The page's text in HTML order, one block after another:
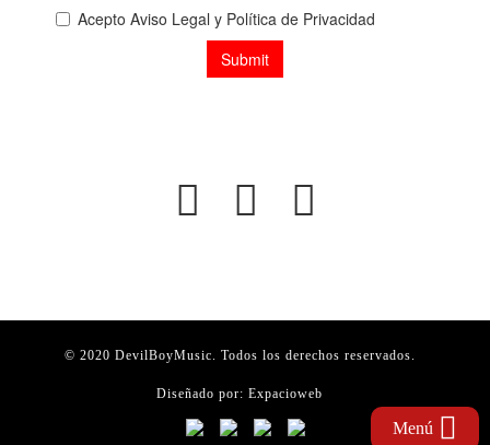
Menú
© 2020 DevilBoyMusic. Todos los derechos reservados.
Diseñado por: Expacioweb